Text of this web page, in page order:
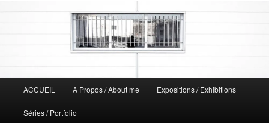
principal
ACCUEIL A Propos / About me Expositions / Exhibitions
Séries / Portfolio